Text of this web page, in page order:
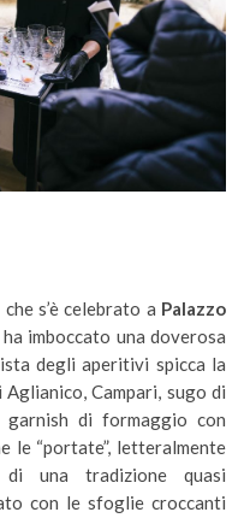
s’è celebrato a Palazzo
imboccato una doverosa
degli aperitivi spicca la
Aglianico, Campari, sugo di
garnish di formaggio con
le “portate”, letteralmente
una tradizione quasi
con le sfoglie croccanti